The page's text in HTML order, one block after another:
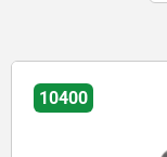
10400